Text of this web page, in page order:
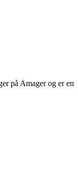
på Amager og er en